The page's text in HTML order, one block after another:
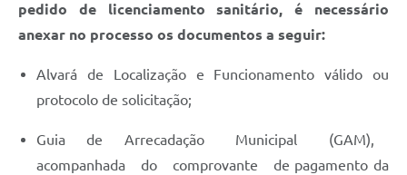
pedido de licenciamento sanitário, é necessário
anexar no processo os documentos a seguir:
Alvará de Localização e Funcionamento válido ou
protocolo de solicitação;
Guia de Arrecadação Municipal (GAM),
acompanhada do comprovante de pagamento da